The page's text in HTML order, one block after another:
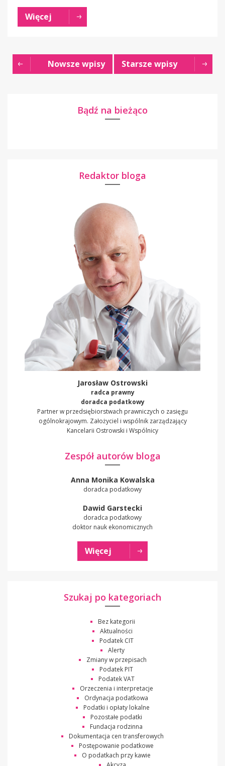
Więcej
Nowsze wpisy Starsze wpisy
Bądź na bieżąco
Redaktor bloga
Jarosław Ostrowski
radca prawny
doradca podatkowy
Partner w przedsiębiorstwach prawniczych o zasięgu
ogólnokrajowym. Założyciel i wspólnik zarządzający
Kancelarii Ostrowski i Wspólnicy
Zespół autorów bloga
Anna Monika Kowalska
doradca podatkowy
Dawid Garstecki
doradca podatkowy
doktor nauk ekonomicznych
Więcej
Szukaj po kategoriach
Bez kategorii
Aktualności
Podatek CIT
Alerty
Zmiany w przepisach
Podatek PIT
Podatek VAT
Orzeczenia i interpretacje
Ordynacja podatkowa
Podatki i opłaty lokalne
Pozostałe podatki
Fundacja rodzinna
Dokumentacja cen transferowych
Postępowanie podatkowe
O podatkach przy kawie